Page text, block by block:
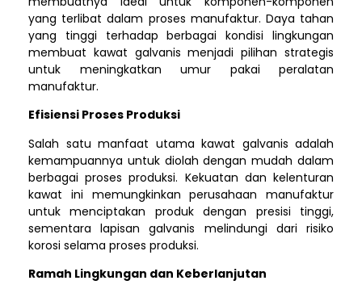
yang terlibat dalam proses manufaktur. Daya tahan
yang tinggi terhadap berbagai kondisi lingkungan
membuat kawat galvanis menjadi pilihan strategis
untuk meningkatkan umur pakai peralatan
manufaktur.
Efisiensi Proses Produksi
Salah satu manfaat utama kawat galvanis adalah
kemampuannya untuk diolah dengan mudah dalam
berbagai proses produksi. Kekuatan dan kelenturan
kawat ini memungkinkan perusahaan manufaktur
untuk menciptakan produk dengan presisi tinggi,
sementara lapisan galvanis melindungi dari risiko
korosi selama proses produksi.
Ramah Lingkungan dan Keberlanjutan